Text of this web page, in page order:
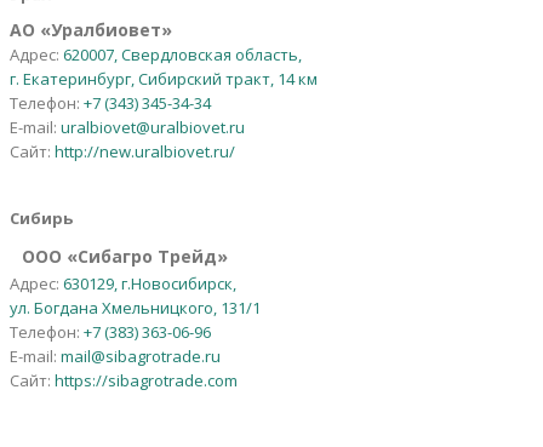
АО «Уралбиовет»
Адрес: 620007, Свердловская область,
г. Екатеринбург, Сибирский тракт, 14 км
Телефон: +7 (343) 345-34-34
E-mail: uralbiovet@uralbiovet.ru
Сайт: http://new.uralbiovet.ru/
Сибирь
OOO «Сибагро Трейд»
Адрес: 630129, г.Новосибирск,
ул. Богдана Хмельницкого, 131/1
Телефон: +7 (383) 363-06-96
E-mail: mail@sibagrotrade.ru
Сайт: https://sibagrotrade.com